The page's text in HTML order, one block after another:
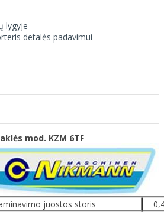
lygyje
detalės padavimui
mod. KZM 6TF
juostos storis